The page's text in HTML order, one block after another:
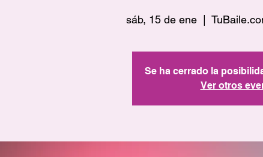
sáb, 15 de ene
Se ha cerrado la
Ver otros